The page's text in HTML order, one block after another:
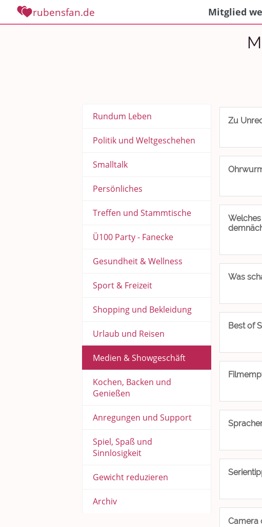
rubensfan.de Mitglied
Rundum Leben
Politik und Weltgeschehen
Smalltalk
Persönliches
Treffen und Stammtische
Ü100 Party - Fanecke
Gesundheit & Wellness
Sport & Freizeit
Shopping und Bekleidung
Urlaub und Reisen
Medien & Showgeschäft
Kochen, Backen und
Genießen
Anregungen und Support
Spiel, Spaß und
Sinnlosigkeit
Gewicht reduzieren
Archiv
Zu
Was
Best of
Camera